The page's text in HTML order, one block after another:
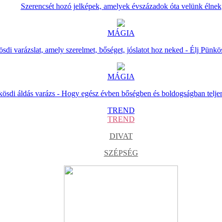
Szerencsét hozó jelképek, amelyek évszázadok óta velünk élnek
MÁGIA
varázslat, amely szerelmet, bőséget, jóslatot hoz neked - Élj
MÁGIA
áldás varázs - Hogy egész évben bőségben és boldogságban
TREND
TREND
DIVAT
SZÉPSÉG